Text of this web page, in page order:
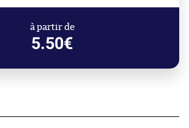
à partir de
5.50€